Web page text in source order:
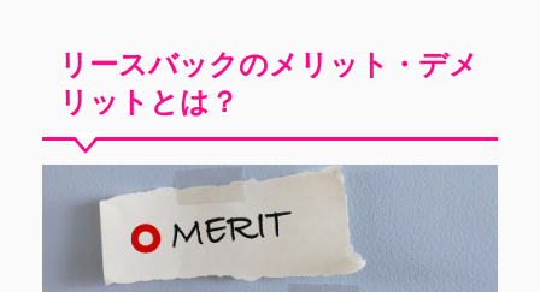
リースバックのメリット・デメ
リットとは？